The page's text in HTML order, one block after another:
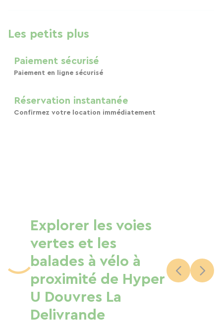
Les petits plus
Paiement sécurisé
Paiement en ligne sécurisé
Réservation instantanée
Confirmez votre location immédiatement
Explorer les voies
vertes et les
balades à vélo à
proximité de Hyper
U Douvres La
Delivrande